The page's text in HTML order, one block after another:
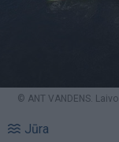
© ANT VANDENS.
Jūra